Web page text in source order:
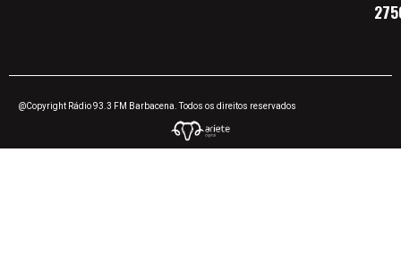
@Copyright Rádio 93.3 FM Barbacena. Todos os direitos reservados